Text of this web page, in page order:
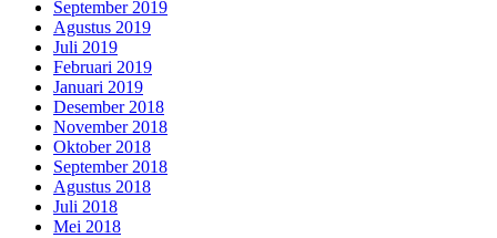
September 2019
Agustus 2019
Juli 2019
Februari 2019
Januari 2019
Desember 2018
November 2018
Oktober 2018
September 2018
Agustus 2018
Juli 2018
Mei 2018